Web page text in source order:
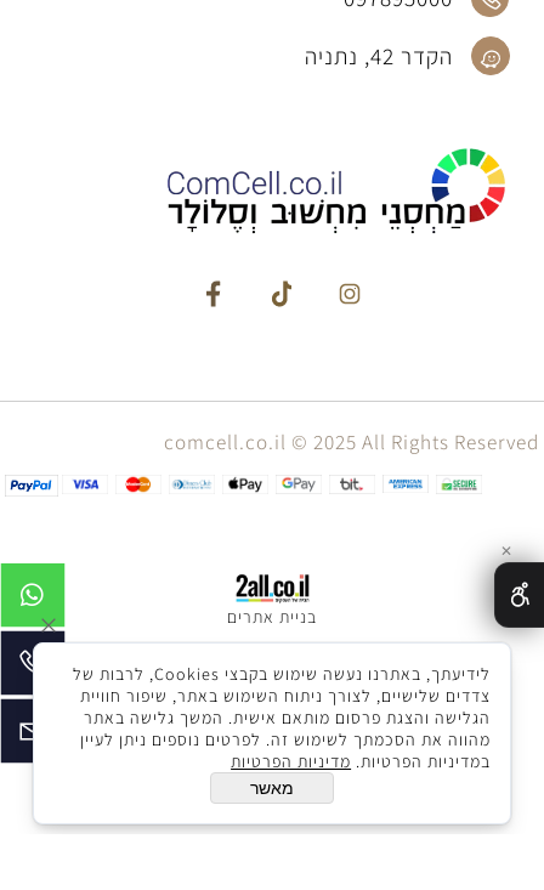
הקדר 42, נתניה
comcell.co.il © 2025 All Rights Reserved
בניית אתרים
✕
לידיעתך, באתרנו נעשה שימוש בקבצי Cookies, לרבות של
צדדים שלישיים, לצורך ניתוח השימוש באתר, שיפור חוויית
הגלישה והצגת פרסום מותאם אישית. המשך גלישה באתר
מהווה את הסכמתך לשימוש זה. לפרטים נוספים ניתן לעיין
במדיניות הפרטיות. מדיניות הפרטיות
מאשר